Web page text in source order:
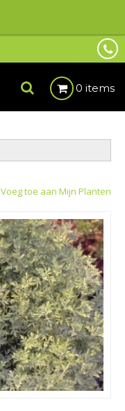
0 items
Voeg toe aan Mijn Planten